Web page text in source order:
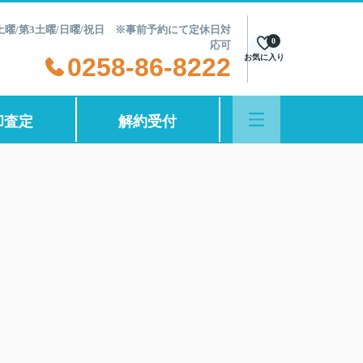
曜/第3土曜/日曜/祝日 ※事前予約にて定休日対
応可
0258-86-8222 お気に入り
0
査定 解約受付